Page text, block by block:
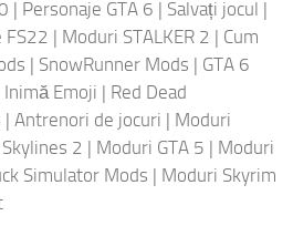
| Personaje GTA 6 | Salvați jocul |
FS22 | Moduri STALKER 2 | Cum
| SnowRunner Mods | GTA 6
Inimă Emoji | Red Dead
| Antrenori de jocuri | Moduri
2 | Moduri GTA 5 | Moduri
Simulator Mods | Moduri Skyrim